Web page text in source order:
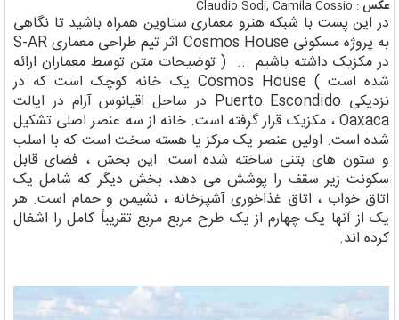
عکس : Claudio Sodi, Camila Cossio
در این پست با شبکه هنرو معماری ستاوین همراه باشید تا نگاهی
به پروژه مسکونی Cosmos House اثر تیم طراحی معماری S-AR
در مکزیک داشته باشیم ... ( توضیحات متن توسط معماران ارائه
شده است ) Cosmos House یک خانه کوچک است که در
نزدیکی Puerto Escondido در ساحل اقیانوس آرام در ایالت
Oaxaca ، مکزیک قرار گرفته است. خانه از سه عنصر اصلی تشکیل
شده است. اولین عنصر یک مرکز یا هسته سخت است که با اسلب
و ستون های بتنی ساخته شده است. این بخش ، فضای قابل
سکونت زیر سقف را پوشش می دهد، بخش دیگر که شامل یک
اتاق خواب ، اتاق غذاخوری آشپزخانه ، نشیمن و حمام است. هر
یک از آنها یک چهارم از یک طرح مربع مربع تقریباً کامل را اشغال
کرده اند.